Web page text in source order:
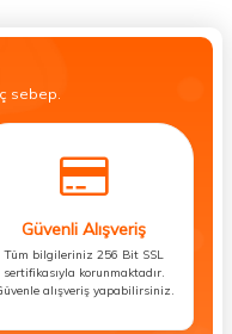
sebep.
Güvenli Alışveriş
Tüm bilgileriniz 256 Bit SSL
sertifikasıyla korunmaktadır.
alışveriş yapabilirsiniz.